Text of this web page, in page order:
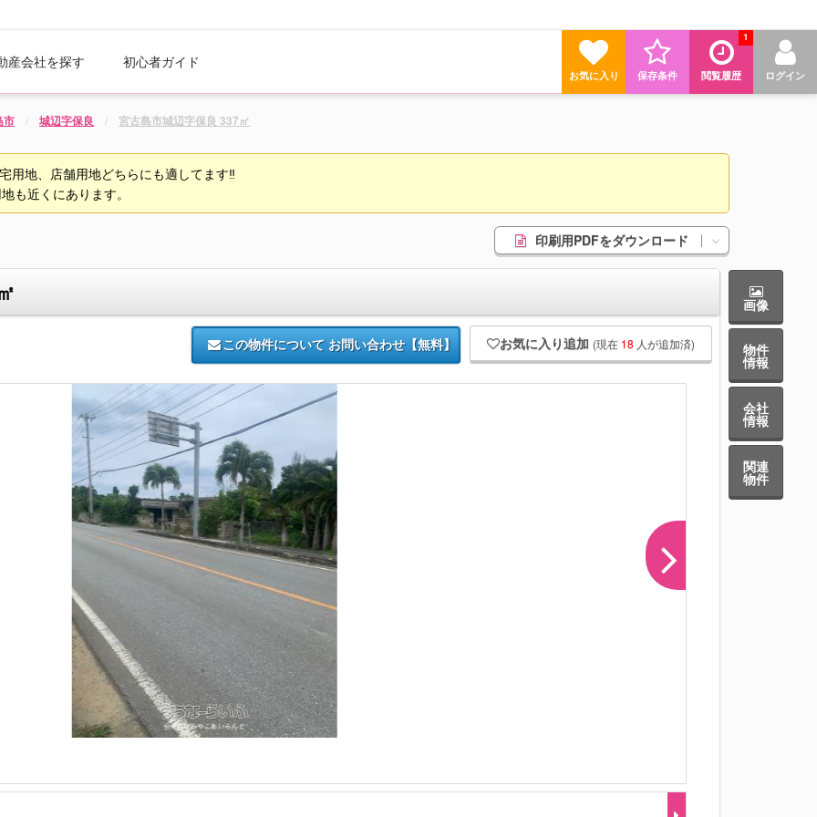
産会社を探す 初心者ガイド
ログイン
閲覧履歴
1
保存条件
お気に入り
市 城辺字保良 宮古島市城辺字保良 337㎡
用地、店舗用地どちらにも適してます‼
も近くにあります。
印刷用PDFをダウンロード
この物件について お問い合わせ【無料】 お気に入り追加 (現在 18 人が追加済)
画像
物件
情報
会社
情報
関連
物件